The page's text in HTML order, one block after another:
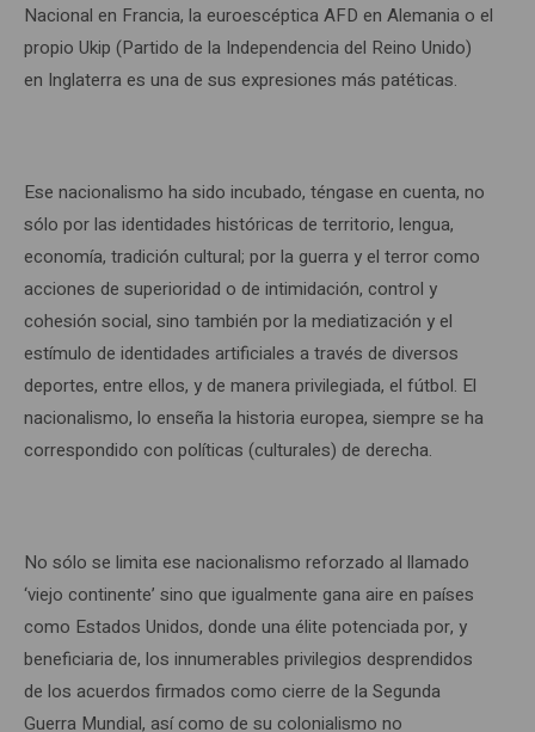
Nacional en Francia, la euroescéptica AFD en Alemania o el
propio Ukip (Partido de la Independencia del Reino Unido)
en Inglaterra es una de sus expresiones más patéticas.
Ese nacionalismo ha sido incubado, téngase en cuenta, no
sólo por las identidades históricas de territorio, lengua,
economía, tradición cultural; por la guerra y el terror como
acciones de superioridad o de intimidación, control y
cohesión social, sino también por la mediatización y el
estímulo de identidades artificiales a través de diversos
deportes, entre ellos, y de manera privilegiada, el fútbol. El
nacionalismo, lo enseña la historia europea, siempre se ha
correspondido con políticas (culturales) de derecha.
No sólo se limita ese nacionalismo reforzado al llamado
‘viejo continente’ sino que igualmente gana aire en países
como Estados Unidos, donde una élite potenciada por, y
beneficiaria de, los innumerables privilegios desprendidos
de los acuerdos firmados como cierre de la Segunda
Guerra Mundial, así como de su colonialismo no